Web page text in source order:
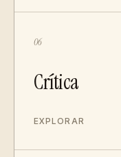
06
Crítica
EXPLORAR